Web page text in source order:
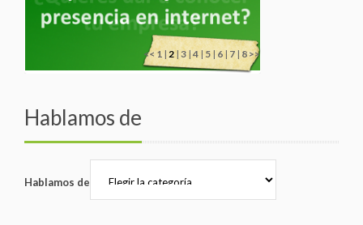
<<1| 2| 3|4|5|6| 7|8>>
Hablamos de
Hablamos de